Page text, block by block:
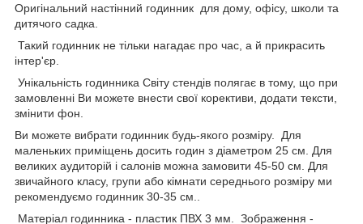
Оригінальний настінний годинник для дому, офісу, школи та
дитячого садка.
Такий годинник не тільки нагадає про час, а й прикрасить
інтер'єр.
Унікальність годинника Світу стендів полягає в тому, що при
замовленні Ви можете внести свої корективи, додати тексти,
змінити фон.
Ви можете вибрати годинник будь-якого розміру. Для
маленьких приміщень досить годин з діаметром 25 см. Для
великих аудиторій і салонів можна замовити 45-50 см. Для
звичайного класу, групи або кімнати середнього розміру ми
рекомендуємо годинник 30-35 см..
Матеріал годинника - пластик ПВХ 3 мм. Зображення -